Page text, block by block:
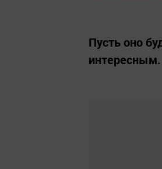
Пусть оно
интересным.